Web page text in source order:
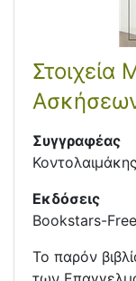
Στοιχεία
Συγγραφέας
Εκδόσεις
Bookstars-
Το παρόν